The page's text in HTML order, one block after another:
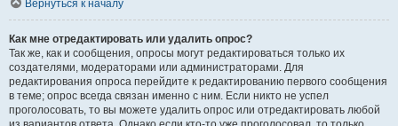
Вернуться к началу
Как мне отредактировать или удалить опрос?
Так же, как и сообщения, опросы могут редактироваться только их
создателями, модераторами или администраторами. Для
редактирования опроса перейдите к редактированию первого сообщения
в теме; опрос всегда связан именно с ним. Если никто не успел
проголосовать, то вы можете удалить опрос или отредактировать любой